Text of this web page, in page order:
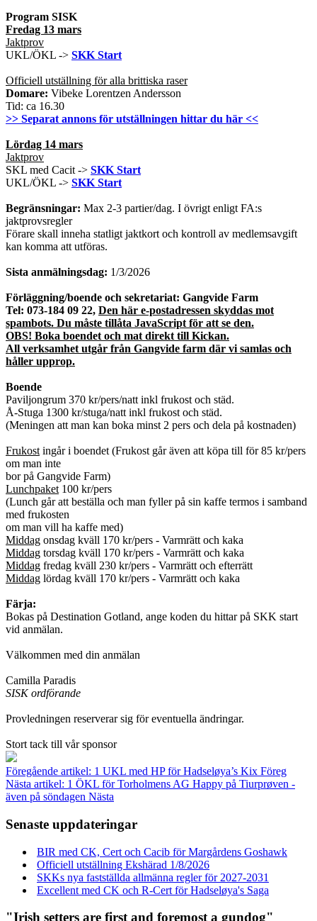
Program SISK
Fredag 13 mars
Jaktprov
UKL/ÖKL -> SKK Start
Officiell utställning för alla brittiska raser
Domare: Vibeke Lorentzen Andersson
Tid: ca 16.30
>> Separat annons för utställningen hittar du här <<
Lördag 14 mars
Jaktprov
SKL med Cacit -> SKK Start
UKL/ÖKL -> SKK Start
Begränsningar: Max 2-3 partier/dag. I övrigt enligt FA:s
jaktprovsregler
Förare skall inneha statligt jaktkort och kontroll av medlemsavgift
kan komma att utföras.
Sista anmälningsdag: 1/3/2026
Förläggning/boende och sekretariat: Gangvide Farm
Tel: 073-184 09 22, Den här e-postadressen skyddas mot
spambots. Du måste tillåta JavaScript för att se den.
OBS! Boka boendet och mat direkt till Kickan.
All verksamhet utgår från Gangvide farm där vi samlas och
håller upprop.
Boende
Paviljongrum 370 kr/pers/natt inkl frukost och städ.
Å-Stuga 1300 kr/stuga/natt inkl frukost och städ.
(Meningen att man kan boka minst 2 pers och dela på kostnaden)
Frukost ingår i boendet (Frukost går även att köpa till för 85 kr/pers
om man inte
bor på Gangvide Farm)
Lunchpaket 100 kr/pers
(Lunch går att beställa och man fyller på sin kaffe termos i samband
med frukosten
om man vill ha kaffe med)
Middag onsdag kväll 170 kr/pers - Varmrätt och kaka
Middag torsdag kväll 170 kr/pers - Varmrätt och kaka
Middag fredag kväll 230 kr/pers - Varmrätt och efterrätt
Middag lördag kväll 170 kr/pers - Varmrätt och kaka
Färja:
Bokas på Destination Gotland, ange koden du hittar på SKK start
vid anmälan.
Välkommen med din anmälan
Camilla Paradis
SISK ordförande
Provledningen reserverar sig för eventuella ändringar.
Stort tack till vår sponsor
Föregående artikel: 1 UKL med HP för Hadseløya’s Kix Föreg
Nästa artikel: 1 ÖKL för Torholmens AG Happy på Tiurprøven -
även på söndagen Nästa
Senaste uppdateringar
BIR med CK, Cert och Cacib för Margårdens Goshawk
Officiell utställning Ekshärad 1/8/2026
SKKs nya fastställda allmänna regler för 2027-2031
Excellent med CK och R-Cert för Hadseløya's Saga
"Irish setters are first and foremost a gundog"